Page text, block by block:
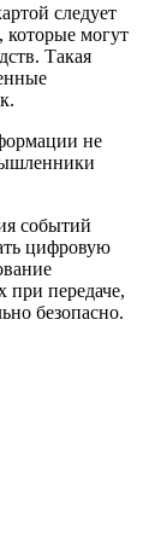
следует
которые могут
Такая
не
событий
цифровую
при передаче,
безопасно.